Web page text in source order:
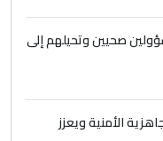
صحيين وتحيلهم إلى
الأمنية ويعزز